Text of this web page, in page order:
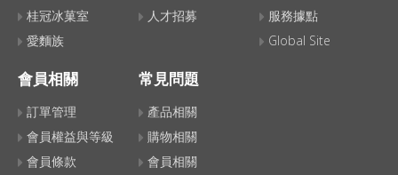
桂冠冰菓室
愛麵族
人才招募
服務據點
Global Site
會員相關
訂單管理
會員權益與等級
會員條款
常見問題
產品相關
購物相關
會員相關